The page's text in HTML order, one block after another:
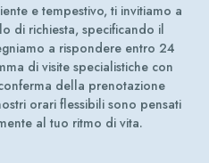
e tempestivo, ti invitiamo a
di richiesta, specificando il
a rispondere entro 24
di visite specialistiche con
della prenotazione
orari flessibili sono pensati
al tuo ritmo di vita.